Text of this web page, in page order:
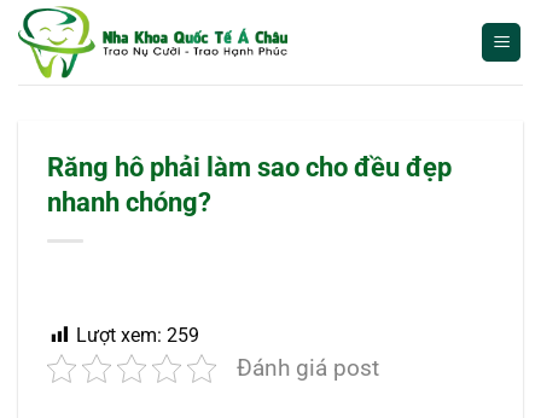
qua
Răng hô phải làm sao cho đều đẹp
nhanh chóng?
Lượt xem: 259
Đánh giá post